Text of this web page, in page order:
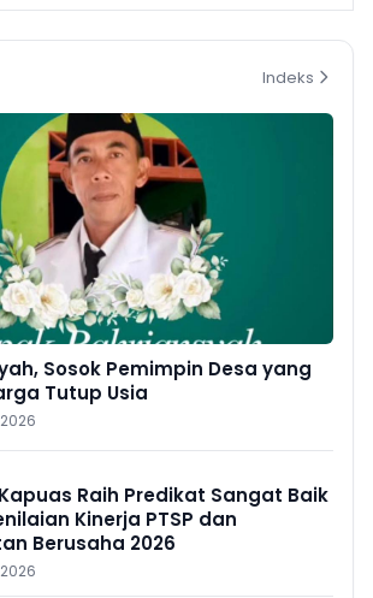
Indeks
Sosok Pemimpin Desa yang
Tutup Usia
Raih Predikat Sangat Baik
Kinerja PTSP dan
Berusaha 2026